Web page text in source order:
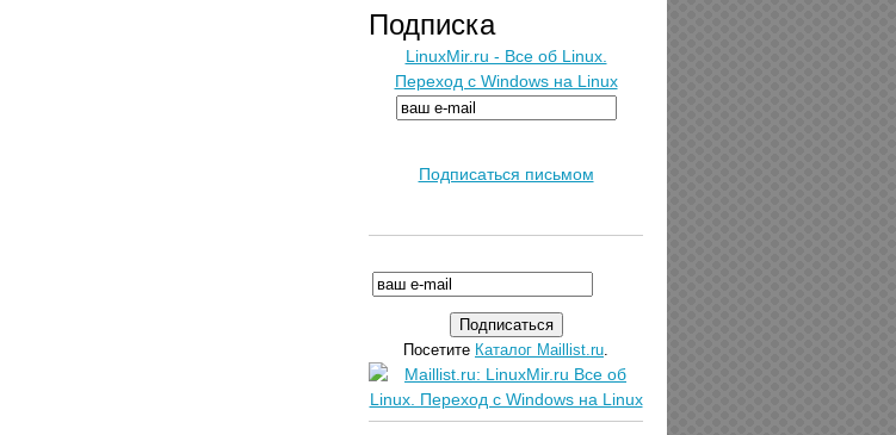
Подписка
LinuxMir.ru - Все об Linux.
Переход с Windows на Linux
Подписаться письмом
Посетите Каталог Maillist.ru.